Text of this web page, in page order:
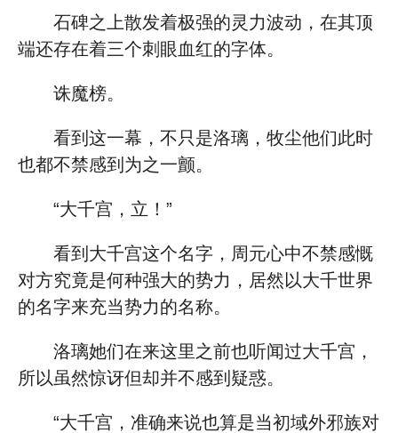
石碑之上散发着极强的灵力波动，在其顶
端还存在着三个刺眼血红的字体。
诛魔榜。
看到这一幕，不只是洛璃，牧尘他们此时
也都不禁感到为之一颤。
“大千宫，立！”
看到大千宫这个名字，周元心中不禁感慨
对方究竟是何种强大的势力，居然以大千世界
的名字来充当势力的名称。
洛璃她们在来这里之前也听闻过大千宫，
所以虽然惊讶但却并不感到疑惑。
“大千宫，准确来说也算是当初域外邪族对